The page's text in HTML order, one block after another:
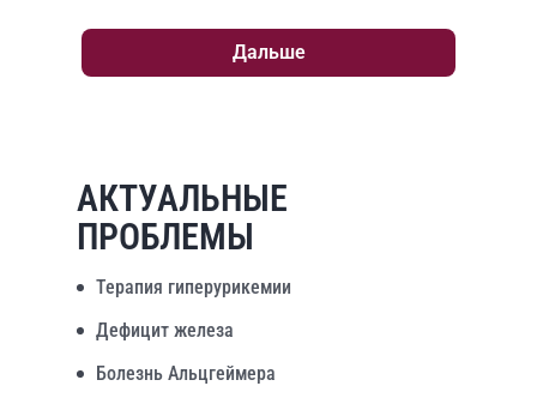
Дальше
АКТУАЛЬНЫЕ
ПРОБЛЕМЫ
Терапия гиперурикемии
Дефицит железа
Болезнь Альцгеймера